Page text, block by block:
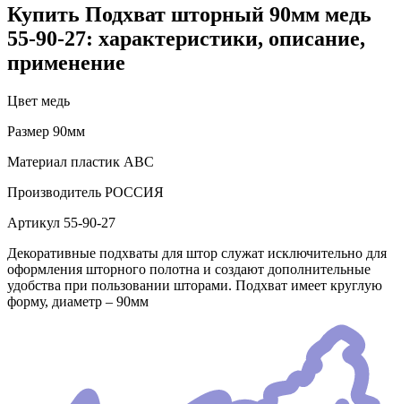
Купить Подхват шторный 90мм медь
55-90-27: характеристики, описание,
применение
Цвет медь
Размер 90мм
Материал пластик АВС
Производитель РОССИЯ
Артикул 55-90-27
Декоративные подхваты для штор служат исключительно для
оформления шторного полотна и создают дополнительные
удобства при пользовании шторами. Подхват имеет круглую
форму, диаметр – 90мм